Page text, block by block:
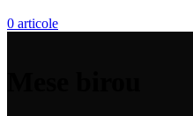
0 articole